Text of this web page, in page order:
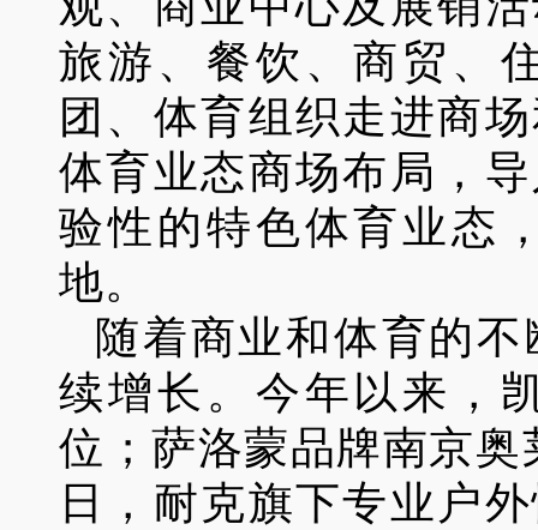
旅游、餐饮、商贸、
团、体育组织走进商
体育业态商场布局，
验性的特色体育业态
地。
随着商业和体育的
续增长。今年以来，
位；萨洛蒙品牌南京
日，耐克旗下专业户